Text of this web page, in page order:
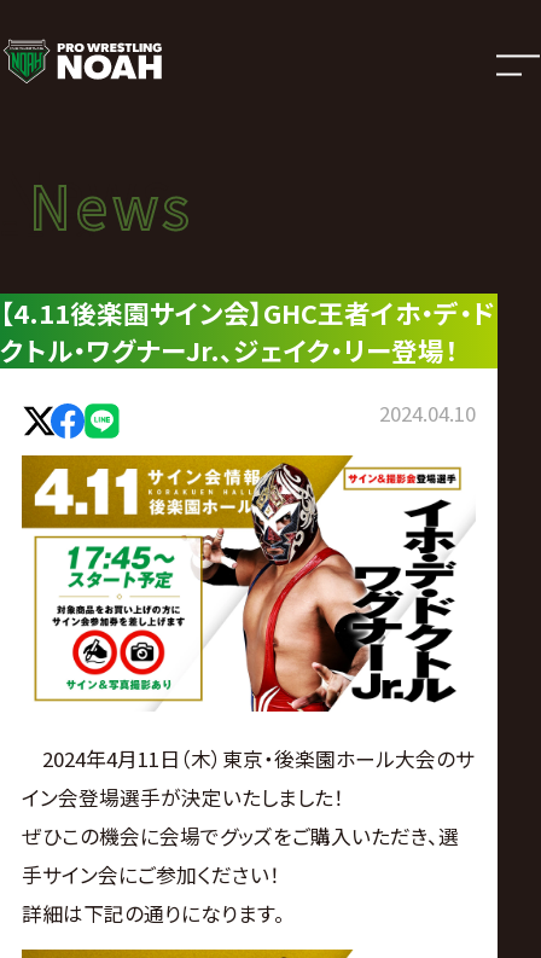
ニ
ュ
ー
ス
|
プ
ロ
レ
ン
グ・
ノ
ア
News
ニュース
News
【4.11後楽園サイン会】GHC王者イホ・デ・ド
クトル・ワグナーJr.、ジェイク・リー登場！
2024.04.10
2024年4月11日（木）東京・後楽園ホール大会のサ
イン会登場選手が決定いたしました！
ぜひこの機会に会場でグッズをご購入いただき、選
手サイン会にご参加ください！
詳細は下記の通りになります。